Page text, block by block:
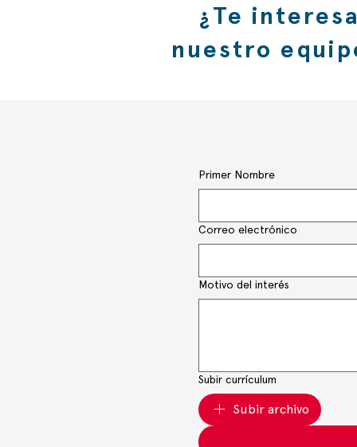
¿Te
nuestro
Primer Nombre
Correo electrónico
Motivo del interés
Subir currículum
Subir archivo